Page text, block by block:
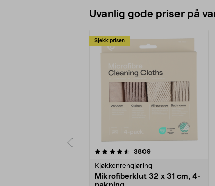
Uvanlig gode priser på
Sjekk prisen
3809anmeldelser
Kjøkkenrengjøring
Mikrofiberklut 32 x 31 cm, 4-
4.5av 5 stjerner